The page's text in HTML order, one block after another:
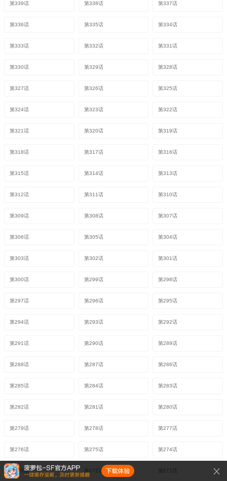
第339话 第338话 第337话
第336话 第335话 第334话
第333话 第332话 第331话
第330话 第329话 第328话
第327话 第326话 第325话
第324话 第323话 第322话
第321话 第320话 第319话
第318话 第317话 第316话
第315话 第314话 第313话
第312话 第311话 第310话
第309话 第308话 第307话
第306话 第305话 第304话
第303话 第302话 第301话
第300话 第299话 第298话
第297话 第296话 第295话
第294话 第293话 第292话
第291话 第290话 第289话
第288话 第287话 第286话
第285话 第284话 第283话
第282话 第281话 第280话
第279话 第278话 第277话
第276话 第275话 第274话
第273话 第272话 第271话